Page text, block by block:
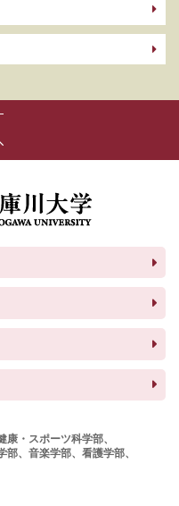
康・スポーツ科学部、
、 音楽学部、 看護学部、